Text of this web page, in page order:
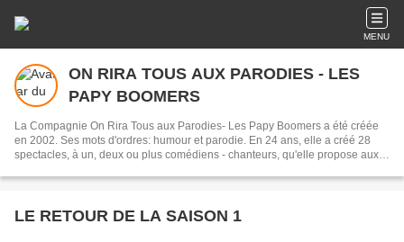
MENU
ON RIRA TOUS AUX PARODIES - LES
PAPY BOOMERS
La Compagnie On Rira Tous aux Parodies- Les Papy Boomers a été créée
en 2002. Ses mots d'ordres: humour et parodie. En 24 ans, elle a créé 28
spectacles, à un, deux ou plus comédiens - chanteurs, qu'elle propose aux
également à l'occasion de festivals de théâtre, de chanson, d'humour.
LE RETOUR DE LA SAISON 1